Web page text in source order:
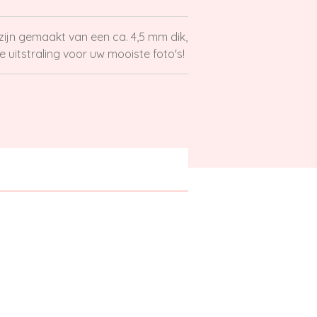
gemaakt van een ca. 4,5 mm dik,
uitstraling voor uw mooiste foto's!